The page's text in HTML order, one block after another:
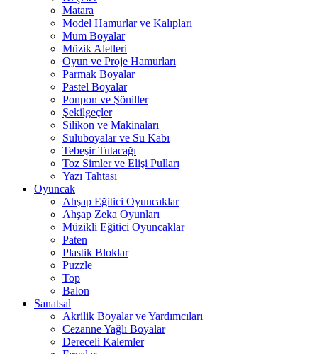
Matara
Model Hamurlar ve Kalıpları
Mum Boyalar
Müzik Aletleri
Oyun ve Proje Hamurları
Parmak Boyalar
Pastel Boyalar
Ponpon ve Şöniller
Şekilgeçler
Silikon ve Makinaları
Suluboyalar ve Su Kabı
Tebeşir Tutacağı
Toz Simler ve Elişi Pulları
Yazı Tahtası
Oyuncak
Ahşap Eğitici Oyuncaklar
Ahşap Zeka Oyunları
Müzikli Eğitici Oyuncaklar
Paten
Plastik Bloklar
Puzzle
Top
Balon
Sanatsal
Akrilik Boyalar ve Yardımcıları
Cezanne Yağlı Boyalar
Dereceli Kalemler